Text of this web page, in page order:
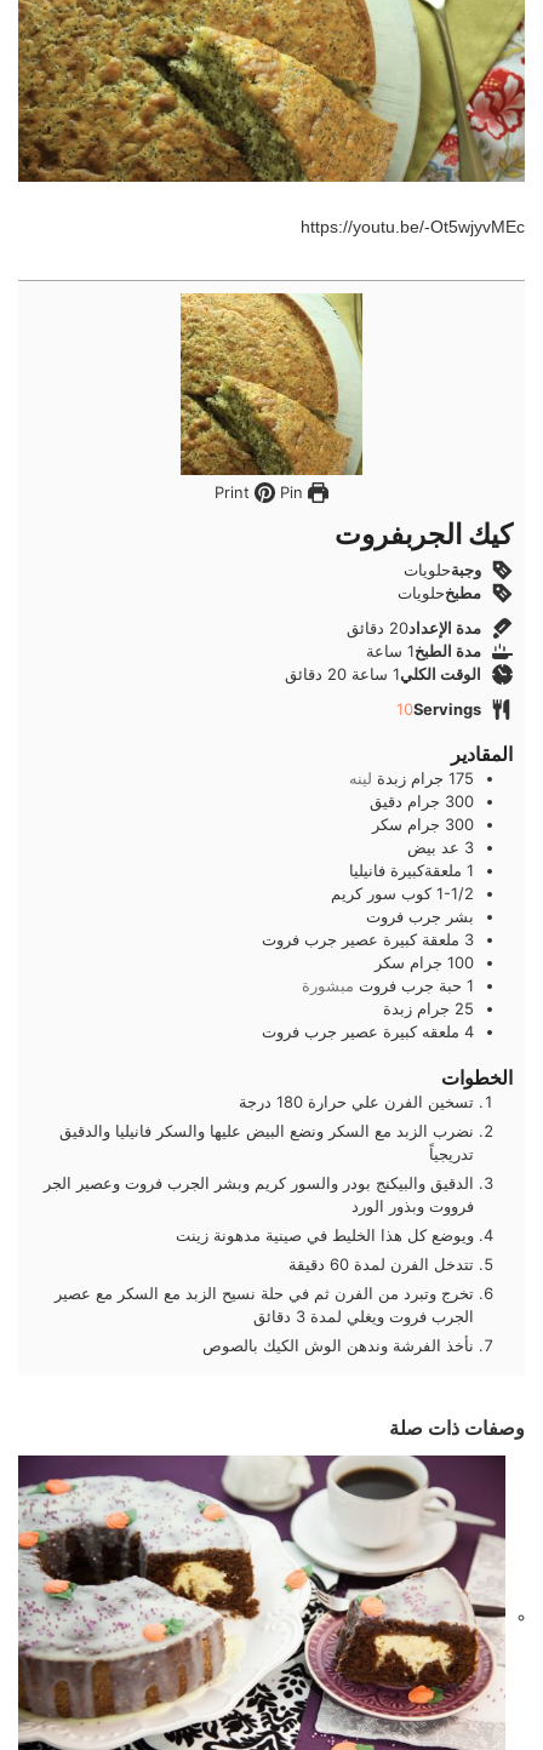
https://youtu.be/-Ot5wjyvMEc
Pin
كيك الجربفروت
وجبةحلويات
مطبخحلويات
مدة الإعداد20 دقائق
دقائق
مدة الطبخ1ساعة
ساعة
الوقت الكلي1ساعة
ساعة 20 دقائق
دقائق
Servings
10
المقادير
175 جرام زبدة لينه
300 جرام دقيق
300 جرام سكر
3 عد بيض
1 ملعقةكبيرة فانيليا
1-1/2 كوب سور كريم
بشر جرب فروت
3 ملعقة كبيرة عصير جرب فروت
100 جرام سكر
1 حبة جرب فروت مبشورة
25 جرام زبدة
4 ملعقه كبيرة عصير جرب فروت
الخطوات
تسخين الفرن علي حرارة 180 درجة
نضرب الزبد مع السكر ونضع البيض عليها والسكر فانيليا والدقيق
تدريجياً
الدقيق والبيكنج بودر والسور كريم وبشر الجرب فروت وعصير الجر
فرووت وبذور الورد
ويوضع كل هذا الخليط في صينية مدهونة زينت
تتدخل الفرن لمدة 60 دقيقة
تخرج وتبرد من الفرن ثم في حلة نسيح الزبد مع السكر مع عصير
الجرب فروت ويغلي لمدة 3 دقائق
نأخذ الفرشة وندهن الوش الكيك بالصوص
وصفات ذات صلة